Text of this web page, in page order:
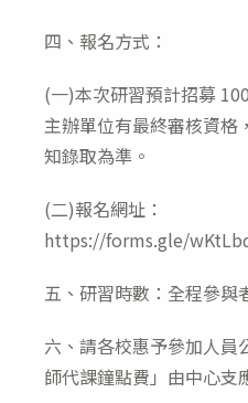
四、報名方式：
(一)本次研習預計招募
主辦單位有最終審核資格
知錄取為準。
(二)報名網址：
https://forms.gle/
五、研習時數：全程參與
六、請各校惠予參加人員
師代課鐘點費」由中心支